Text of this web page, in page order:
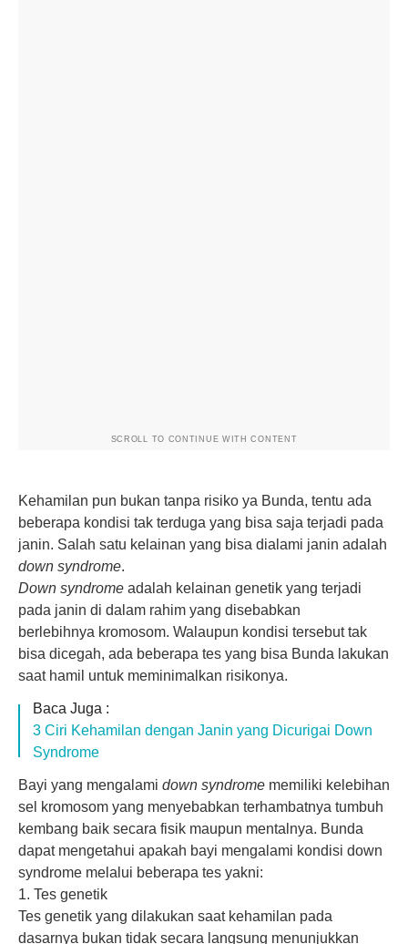
SCROLL TO CONTINUE WITH CONTENT
Kehamilan pun bukan tanpa risiko ya Bunda, tentu ada
beberapa kondisi tak terduga yang bisa saja terjadi pada
janin. Salah satu kelainan yang bisa dialami janin adalah
down syndrome.
Down syndrome adalah kelainan genetik yang terjadi
pada janin di dalam rahim yang disebabkan
berlebihnya kromosom. Walaupun kondisi tersebut tak
bisa dicegah, ada beberapa tes yang bisa Bunda lakukan
saat hamil untuk meminimalkan risikonya.
Baca Juga :
3 Ciri Kehamilan dengan Janin yang Dicurigai Down
Syndrome
Bayi yang mengalami down syndrome memiliki kelebihan
sel kromosom yang menyebabkan terhambatnya tumbuh
kembang baik secara fisik maupun mentalnya. Bunda
dapat mengetahui apakah bayi mengalami kondisi down
syndrome melalui beberapa tes yakni:
1. Tes genetik
Tes genetik yang dilakukan saat kehamilan pada
dasarnya bukan tidak secara langsung menunjukkan